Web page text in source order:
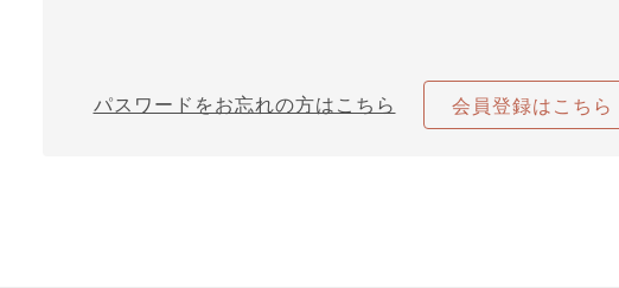
パスワードをお忘れの方はこちら 会員登録はこちら